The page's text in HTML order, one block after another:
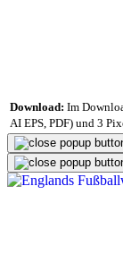
Download: Im
AI EPS, PDF) und 3